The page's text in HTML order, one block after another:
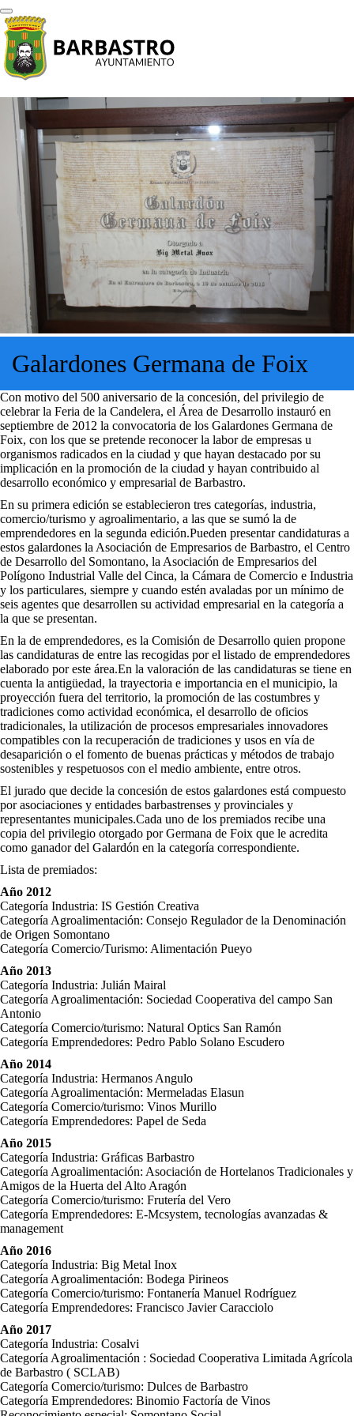
Galardones Germana de Foix
Con motivo del 500 aniversario de la concesión, del privilegio de
celebrar la Feria de la Candelera, el Área de Desarrollo instauró en
septiembre de 2012 la convocatoria de los Galardones Germana de
Foix, con los que se pretende reconocer la labor de empresas u
organismos radicados en la ciudad y que hayan destacado por su
implicación en la promoción de la ciudad y hayan contribuido al
desarrollo económico y empresarial de Barbastro.
En su primera edición se establecieron tres categorías, industria,
comercio/turismo y agroalimentario, a las que se sumó la de
emprendedores en la segunda edición.Pueden presentar candidaturas a
estos galardones la Asociación de Empresarios de Barbastro, el Centro
de Desarrollo del Somontano, la Asociación de Empresarios del
Polígono Industrial Valle del Cinca, la Cámara de Comercio e Industria
y los particulares, siempre y cuando estén avaladas por un mínimo de
seis agentes que desarrollen su actividad empresarial en la categoría a
la que se presentan.
En la de emprendedores, es la Comisión de Desarrollo quien propone
las candidaturas de entre las recogidas por el listado de emprendedores
elaborado por este área.En la valoración de las candidaturas se tiene en
cuenta la antigüedad, la trayectoria e importancia en el municipio, la
proyección fuera del territorio, la promoción de las costumbres y
tradiciones como actividad económica, el desarrollo de oficios
tradicionales, la utilización de procesos empresariales innovadores
compatibles con la recuperación de tradiciones y usos en vía de
desaparición o el fomento de buenas prácticas y métodos de trabajo
sostenibles y respetuosos con el medio ambiente, entre otros.
El jurado que decide la concesión de estos galardones está compuesto
por asociaciones y entidades barbastrenses y provinciales y
representantes municipales.Cada uno de los premiados recibe una
copia del privilegio otorgado por Germana de Foix que le acredita
como ganador del Galardón en la categoría correspondiente.
Lista de premiados:
Año 2012
Categoría Industria: IS Gestión Creativa
Categoría Agroalimentación: Consejo Regulador de la Denominación
de Origen Somontano
Categoría Comercio/Turismo: Alimentación Pueyo
Año 2013
Categoría Industria: Julián Mairal
Categoría Agroalimentación: Sociedad Cooperativa del campo San
Antonio
Categoría Comercio/turismo: Natural Optics San Ramón
Categoría Emprendedores: Pedro Pablo Solano Escudero
Año 2014
Categoría Industria: Hermanos Angulo
Categoría Agroalimentación: Mermeladas Elasun
Categoría Comercio/turismo: Vinos Murillo
Categoría Emprendedores: Papel de Seda
Año 2015
Categoría Industria: Gráficas Barbastro
Categoría Agroalimentación: Asociación de Hortelanos Tradicionales y
Amigos de la Huerta del Alto Aragón
Categoría Comercio/turismo: Frutería del Vero
Categoría Emprendedores: E-Mcsystem, tecnologías avanzadas &
management
Año 2016
Categoría Industria: Big Metal Inox
Categoría Agroalimentación: Bodega Pirineos
Categoría Comercio/turismo: Fontanería Manuel Rodríguez
Categoría Emprendedores: Francisco Javier Caracciolo
Año 2017
Categoría Industria: Cosalvi
Categoría Agroalimentación : Sociedad Cooperativa Limitada Agrícola
de Barbastro ( SCLAB)
Categoría Comercio/turismo: Dulces de Barbastro
Categoría Emprendedores: Binomio Factoría de Vinos